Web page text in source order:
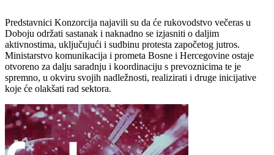
Predstavnici Konzorcija najavili su da će rukovodstvo večeras u
Doboju održati sastanak i naknadno se izjasniti o daljim
aktivnostima, uključujući i sudbinu protesta započetog jutros.
Ministarstvo komunikacija i prometa Bosne i Hercegovine ostaje
otvoreno za dalju saradnju i koordinaciju s prevoznicima te je
spremno, u okviru svojih nadležnosti, realizirati i druge inicijative
koje će olakšati rad sektora.